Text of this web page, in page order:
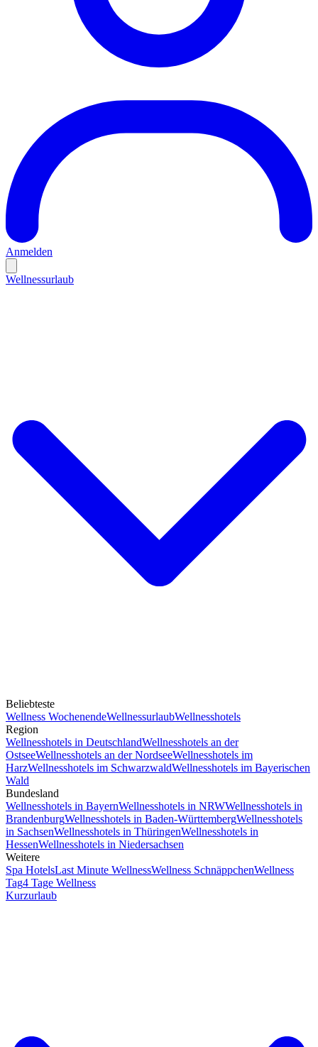
Anmelden
Wellnessurlaub
Beliebteste
Wellness WochenendeWellnessurlaubWellnesshotels
Region
Wellnesshotels in DeutschlandWellnesshotels an der
OstseeWellnesshotels an der NordseeWellnesshotels im
HarzWellnesshotels im SchwarzwaldWellnesshotels im Bayerischen
Wald
Bundesland
Wellnesshotels in BayernWellnesshotels in NRWWellnesshotels in
BrandenburgWellnesshotels in Baden-WürttembergWellnesshotels
in SachsenWellnesshotels in ThüringenWellnesshotels in
HessenWellnesshotels in Niedersachsen
Weitere
Spa HotelsLast Minute WellnessWellness SchnäppchenWellness
Tag4 Tage Wellness
Kurzurlaub